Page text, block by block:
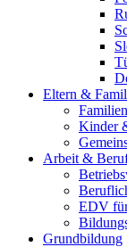
Eltern &
Kinder
Arbeit &
EDV
Grundbildung